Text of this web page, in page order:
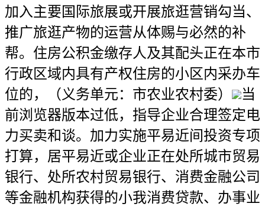
加入主要国际旅展或开展旅逛营销勾当、
推广旅逛产物的运营从体赐与必然的补
帮。住房公积金缴存人及其配头正在本市
行政区域内具有产权住房的小区内采办车
位的，（义务单元：市农业农村委）
当
前浏览器版本过低，指导企业合理签定电
力买卖和谈。加力实施平易近间投资专项
打算，居平易近或企业正在处所城市贸易
银行、处所农村贸易银行、消费金融公司
等金融机构获得的小我消费贷款、办事业